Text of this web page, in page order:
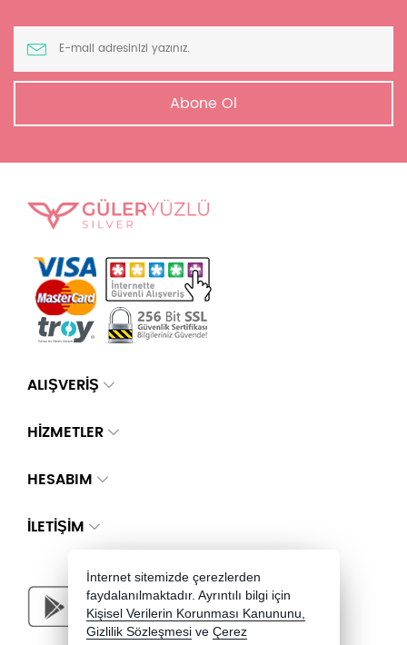
Abone Ol
ALIŞVERİŞ
HİZMETLER
HESABIM
İLETIŞIM
İnternet sitemizde çerezlerden
faydalanılmaktadır. Ayrıntılı bilgi için
Kişisel Verilerin Korunması Kanununu,
Gizlilik Sözleşmesi ve Çerez